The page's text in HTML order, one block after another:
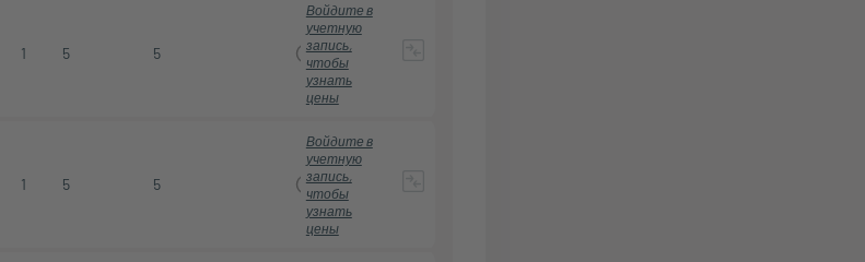
1 5 5
Войдите в
учетную
запись,
чтобы
узнать
цены
1 5 5
Войдите в
учетную
запись,
чтобы
узнать
цены